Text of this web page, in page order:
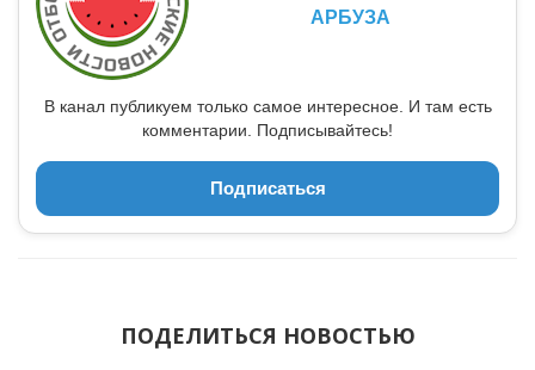
АРБУЗА
В канал публикуем только самое интересное. И там есть
комментарии. Подписывайтесь!
Подписаться
ПОДЕЛИТЬСЯ НОВОСТЬЮ